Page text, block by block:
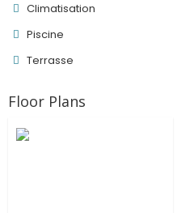
Climatisation
Piscine
Terrasse
Floor Plans